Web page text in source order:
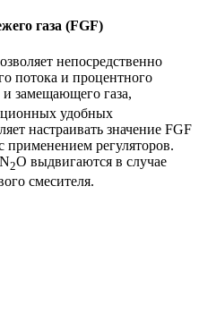
газа (FGF)
непосредственно
потока и процентного
и замещающего газа,
удобных
настраивать значение FGF
регуляторов.
2O выдвигаются в случае
смесителя.